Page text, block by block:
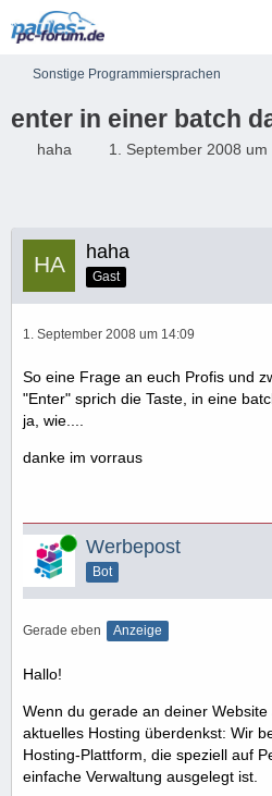
Sonstige Programmiersprachen
enter in einer batch
haha 1. September 2008 um
haha
Gast
1. September 2008 um 14:09
So eine Frage an euch Profis und
"Enter" sprich die Taste, in eine
ja, wie....
danke im vorraus
Online Werbepost
Bot
Gerade eben Anzeige
Hallo!
Wenn du gerade an deiner
aktuelles Hosting überdenkst: Wir
Hosting-Plattform, die speziell auf
einfache Verwaltung ausgelegt ist.